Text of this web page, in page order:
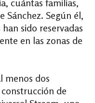
cuántas familias,
Sánchez. Según él,
sido reservadas
en las zonas de
menos dos
de